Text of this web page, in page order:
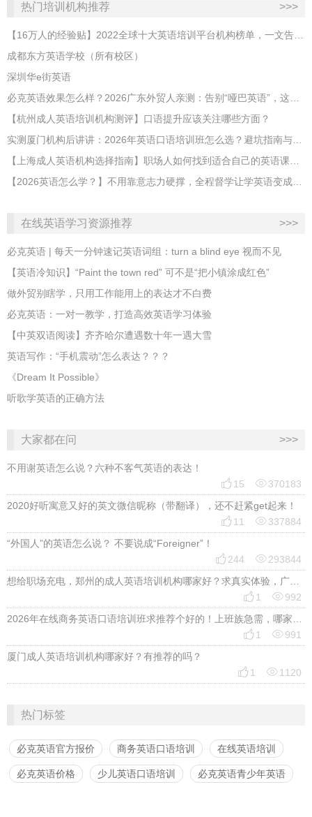
热门培训机构推荐 >>>
【16万人的经验贴】2022全球十大英语培训平台机构榜单，一文告诉你
成都东方英语学校（所有校区）
深圳华e街英语
必克英语效果怎么样？2026广东外贸人亲测：告别“哑巴英语”，这才是成年人最高效的自救指南！
【杭州成人英语培训机构测评】口语提升应该关注哪些方面？
实测厦门机构后讲讲：2026年英语口语培训班怎么选？避坑指南与高效学习新范式
【上海成人英语机构选择指南】职场人如何找到适合自己的英语课程？
【2026英语怎么学？】不用靠意志力硬撑，全程督学让学英语变成日常习惯
在线英语学习资源推荐 >>>
必克英语 | 每天一分钟速记英语词组：turn a blind eye 视而不见
​【英语冷知识】“Paint the town red” 可不是“把小镇涂成红色”
做外贸别瞎学，只用工作能用上的表达才不白费
必克英语：一对一教学，打造高效英语学习体验
【中英双语阅读】齐齐哈尔遭遇数十年一遇大雪
英语写作：“手机震动”怎么表达？？？
《Dream It Possible》
听歌学英语的正确方法
大家都在问 >>>
不用谢英语怎么说？六种不客气英语的表达！
 15 370183
2020好听寓意又好的英文微信昵称（带翻译），还不赶紧get起来！
 11 337884
“外国人”的英语怎么说？ 不要说成“Foreigner”！
 244 293844
想给职场充电，郑州的成人英语培训机构哪家好？求真实体验，广告勿扰，感谢！
 1 992
2026年在线商务英语口语培训班求推荐个好的！上班族急需，哪家好？
 1 991
厦门成人英语培训机构哪家好？有推荐的吗？
 1 1120
热门标签
必克英语官方报价 商务英语口语培训 在线英语培训
必克英语价格 少儿英语口语培训 必克英语青少年英语